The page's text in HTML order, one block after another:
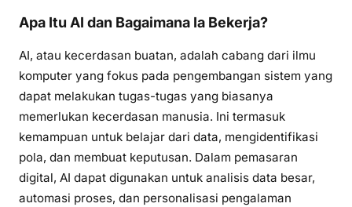
Apa Itu AI dan Bagaimana Ia Bekerja?
AI, atau kecerdasan buatan, adalah cabang dari ilmu
komputer yang fokus pada pengembangan sistem yang
dapat melakukan tugas-tugas yang biasanya
memerlukan kecerdasan manusia. Ini termasuk
kemampuan untuk belajar dari data, mengidentifikasi
pola, dan membuat keputusan. Dalam pemasaran
digital, AI dapat digunakan untuk analisis data besar,
automasi proses, dan personalisasi pengalaman